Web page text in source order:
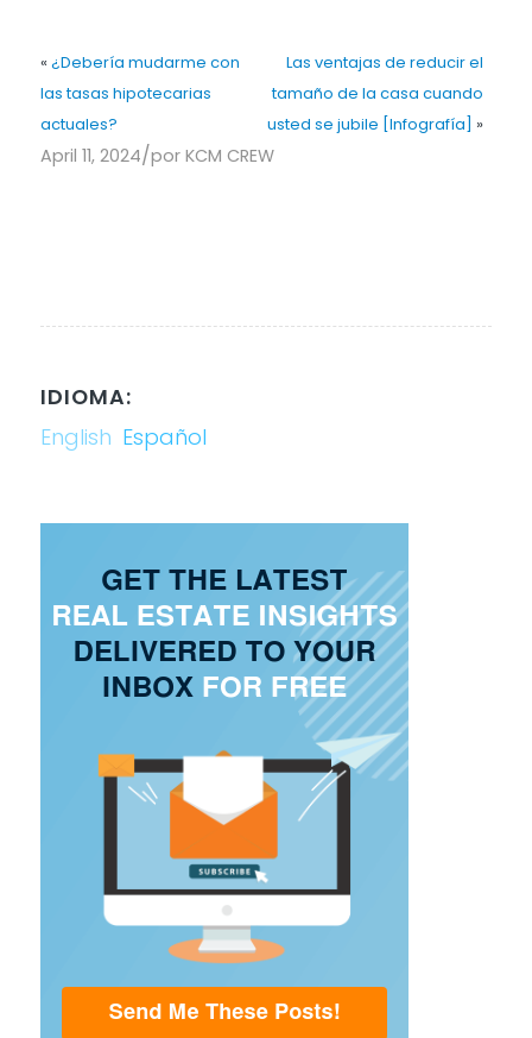
« ¿Debería mudarme con
las tasas hipotecarias
actuales?
Las ventajas de reducir el
tamaño de la casa cuando
usted se jubile [Infografía] »
April 11, 2024/por KCM CREW
IDIOMA:
English Español